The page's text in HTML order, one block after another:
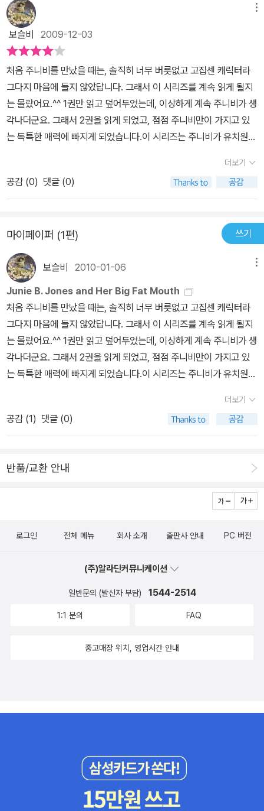
is very ugly because she is upset the micky mousesand sh
e(Jounie B Jones)
보슬비 2009-12-03
처음 주니비를 만났을 때는, 솔직히 너무 버릇없고 고집센 캐릭터라
그다지 마음에 들지 않았답니다. 그래서 이 시리즈를 계속 읽게 될지
는 몰랐어요.^^ 1권만 읽고 덮어두었는데, 이상하게 계속 주니비가 생
각나더군요. 그래서 2권을 읽게 되었고, 점점 주니비만이 가지고 있
는 독특한 매력에 빠지게 되었습니다.이 시리즈는 주니비가 유치원에
다르기 때문에 읽으면서 어쩜 그다지 공감이 가지 않을수도 있겠습니
다. 하지만 그런면이 한국이 아닌 다른 나라의 유치원은 어떻게 생활
하는지에 배우게 하는 좋은 기회이기도 해요.각 에피소드를 겪을때마
의 미래에 자신이 되고 싶어하는 직업에 대해서 이야기를 나눠요. 아
직 유치원생답게 왕자와 결혼해서 공주가 되고 싶어하는 아이도 있
고, 세상의 위험한일로부터 사람을 구하고 싶어 슈퍼영웅이 되고 싶
어하는 아이도 있답니다.조금은 비현실적인것 같은 직업중에 그래도
주니비는 가장 현실적인 직업을 선택합니다. 바로, 자신의 유치원을
지키고 있는 수위 아저씨이지요.처음에는 그녀의 직업을 비웃던 아이
들도, 주니비의 주장과 수위아저씨와의 좋은 만남으로 모든 직업은
존중받아야하는 것과 직업속에 숨겨진 남여차별에 대해서도 배우게
됩니다.주니비 시리즈에서 좋은 점은 CD예요. 읽기도 하지만 책을
성격이 그대로 드러나는것 같아서 무척 사랑스럽답니다. 앞으로 계속
주니비가 커가는 모습을 지켜봐야겠다는 생각을 했습니다.
더보기
공감 (0) 댓글 (0)
마이페이퍼 (1편) 쓰기
보슬비 2010-01-06
Junie B. Jones and Her Big Fat Mouth
처음 주니비를 만났을 때는, 솔직히 너무 버릇없고 고집센 캐릭터라
그다지 마음에 들지 않았답니다. 그래서 이 시리즈를 계속 읽게 될지
는 몰랐어요.^^ 1권만 읽고 덮어두었는데, 이상하게 계속 주니비가 생
각나더군요. 그래서 2권을 읽게 되었고, 점점 주니비만이 가지고 있
는 독특한 매력에 빠지게 되었습니다.이 시리즈는 주니비가 유치원에
다르기 때문에 읽으면서 어쩜 그다지 공감이 가지 않을수도 있겠습니
다. 하지만 그런면이 한국이 아닌 다른 나라의 유치원은 어떻게 생활
하는지에 배우게 하는 좋은 기회이기도 해요.각 에피소드를 겪을때마
의 미래에 자신이 되고 싶어하는 직업에 대해서 이야기를 나눠요. 아
고, 세상의 위험한일로부터 사람을 구하고 싶어 슈퍼영웅이 되고 싶
주니비는 가장 현실적인 직업을 선택합니다. 바로, 자신의 유치원을
들도, 주니비의 주장과 수위아저씨와의 좋은 만남으로 모든 직업은
존중받아야하는 것과 직업속에 숨겨진 남여차별에 대해서도 배우게
듣는 것도 재미있는데, 특히나 주니비의 독특한 말투를 통해 아이의
주니비가 커가는 모습을 지켜봐야겠다는 생각을 했습니다.일반적으
고 대화를 나누려하지만, 자고 있던 남동생을 깨웠다는 이유로 엄마
에게 혼나게됩니다.수위아저씨가 주니비에게 윙크를 하니, 주니비도
아저씨에게 윙크를 보냅니다. 물론, 한쪽 눈이 안 감기기 위해서 손으
로 잡고 있어야하지만 말이지요.주니비 시리즈에는 뒷편에 스티커가
더보기
공감 (1) 댓글 (0)
반품/교환 안내
로그인 전체 메뉴 회사 소개 출판사 안내 PC 버전
(주)알라딘커뮤니케이션
일반문의 (발신자 부담) 1544-2514
1:1 문의 FAQ
중고매장 위치, 영업시간 안내